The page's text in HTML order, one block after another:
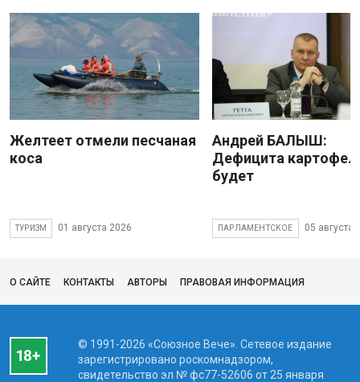
Желтеет отмели песчаная
коса
ТУРИЗМ 01 августа 2026
Андрей БАЛЫШ:
Дефицита
будет
ПАРЛАМЕНТСКОЕ 05 августа
О САЙТЕ КОНТАКТЫ АВТОРЫ ПРАВОВАЯ ИНФОРМАЦИЯ
© 1991-2026 «Союзное Вече». Сетевое издание
зарегистрировано роскомнадзором,
свидетельство эл № фc77-52606 от 25 января